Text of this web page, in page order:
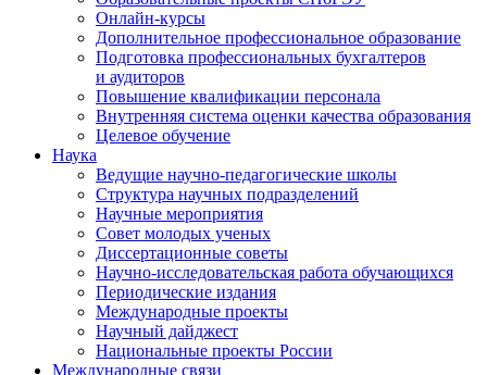
Онлайн-курсы
Дополнительное профессиональное образование
Подготовка профессиональных бухгалтеров
и аудиторов
Повышение квалификации персонала
Внутренняя система оценки качества образования
Целевое обучение
Наука
Ведущие научно-педагогические школы
Структура научных подразделений
Научные мероприятия
Совет молодых ученых
Диссертационные советы
Научно-исследовательская работа обучающихся
Периодические издания
Международные проекты
Научный дайджест
Национальные проекты России
Международные связи